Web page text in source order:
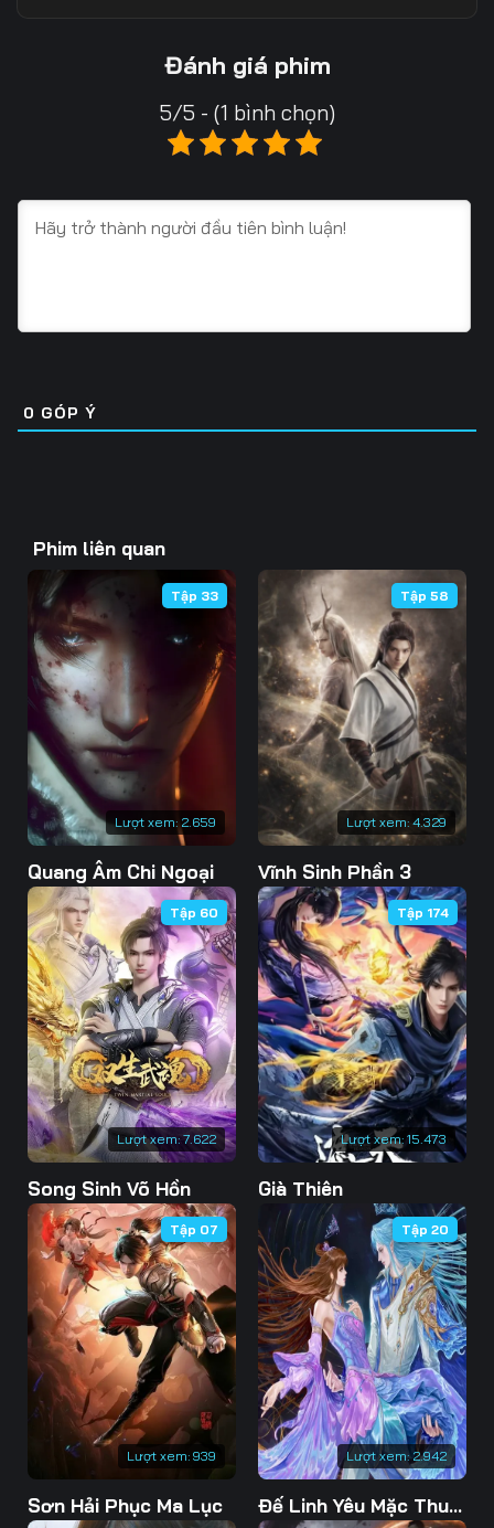
20
25 26
31 32 33
37 38 39
47 48
49 51
52 54
55 57
58 60
61 63
64 66
67 68 69
70 71 72
73 75
76 77 78
79 80 81
82 83 84
85 86 87
88 89 90
91 92 93
94 95 96
97 98 99
100 102
103 105
Đánh giá phim
5/5 - (1 bình chọn)
0 GÓP Ý
Phim liên quan
Lượt xem: 2.659
Tập 33
Quang Âm Chi Ngoại
Lượt xem: 4.329
Tập 58
Vĩnh Sinh Phần 3
Lượt xem: 7.622
Tập 60
Song Sinh Võ Hồn
Lượt xem: 15.473
Tập 174
Già Thiên
Lượt xem: 939
Tập 07
Sơn Hải Phục Ma Lục
Lượt xem:2.942
Tập 20
Đế Linh Yêu Mặc Thuỷ Linh Lung